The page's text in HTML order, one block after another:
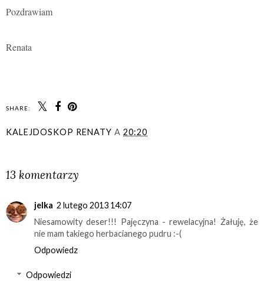
Pozdrawiam
Renata
SHARE:
KALEJDOSKOP RENATY A 20:20
13 komentarzy
jelka 2 lutego 2013 14:07
Niesamowity deser!!! Pajęczyna - rewelacyjna! Żałuję, że
nie mam takiego herbacianego pudru :-(
Odpowiedz
Odpowiedzi